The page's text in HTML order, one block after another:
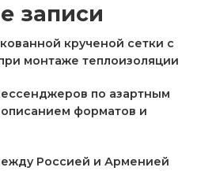
записи
крученой сетки с
монтаже теплоизоляции
по азартным
форматов и
Россией и Арменией